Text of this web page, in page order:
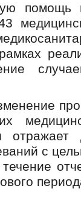
помощь
отражает
с